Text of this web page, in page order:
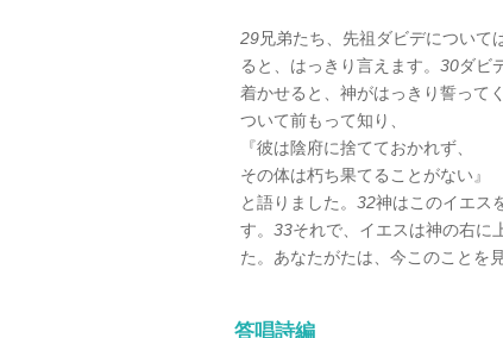
29兄弟たち、先祖ダビデについて
ると、はっきり言えます。 30ダビ
着かせると、神がはっきり誓って
ついて前もって知り、
『彼は陰府に捨てておかれず、
その体は朽ち果てることがない』
と語りました。 32神はこのイエス
す。 33それで、イエスは神の右に
た。あなたがたは、今このことを
答唱詩編